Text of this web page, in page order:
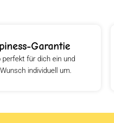
Garantie
perfekt für dich ein und
individuell um.